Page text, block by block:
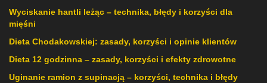
Wyciskanie hantli leżąc – technika, błędy i korzyści dla
mięśni
Dieta Chodakowskiej: zasady, korzyści i opinie klientów
Dieta 12 godzinna – zasady, korzyści i efekty zdrowotne
Uginanie ramion z supinacją – korzyści, technika i błędy